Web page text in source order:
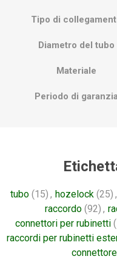
Tipo di
Diametro del tubo
Materiale
Periodo di
tubo (15) , hozelock (25) ,
raccordo (92) ,
connettori per rubinetti
raccordi per rubinetti
connettore